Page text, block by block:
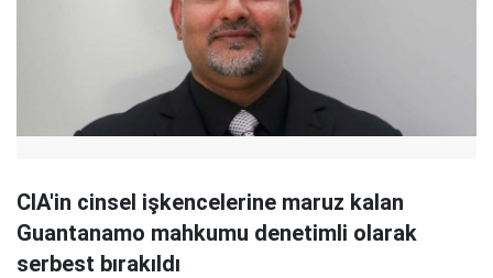
CIA'in cinsel işkencelerine maruz kalan
Guantanamo mahkumu denetimli olarak
serbest bırakıldı